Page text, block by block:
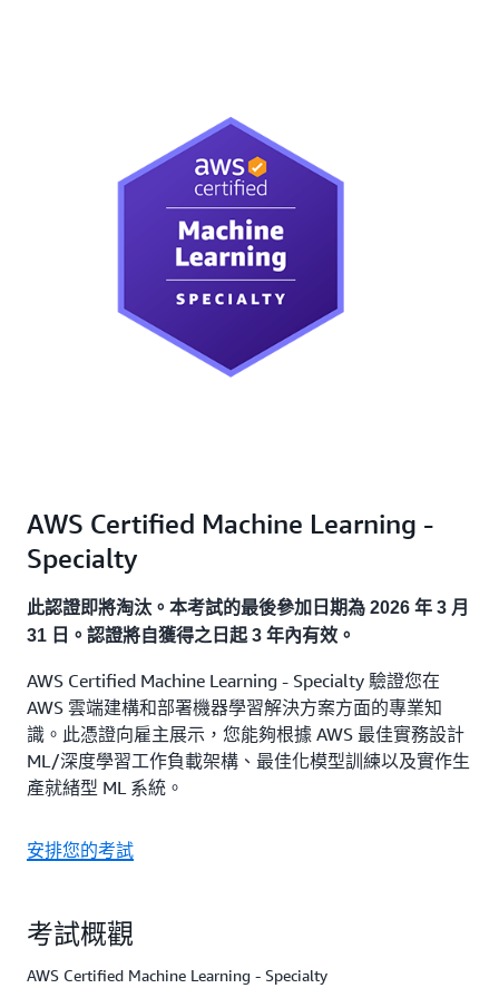
AWS Certified Machine Learning -
Specialty
此認證即將淘汰。本考試的最後參加日期為 2026 年 3 月
31 日。認證將自獲得之日起 3 年內有效。
AWS Certified Machine Learning - Specialty 驗證您在
AWS 雲端建構和部署機器學習解決方案方面的專業知
識。此憑證向雇主展示，您能夠根據 AWS 最佳實務設計
ML/深度學習工作負載架構、最佳化模型訓練以及實作生
產就緒型 ML 系統。
安排您的考試
考試概觀
AWS Certified Machine Learning - Specialty